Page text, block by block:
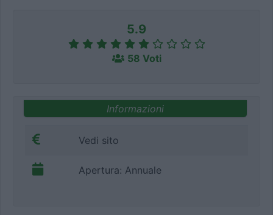
5.9
58 Voti
Informazioni
Vedi sito
Apertura: Annuale